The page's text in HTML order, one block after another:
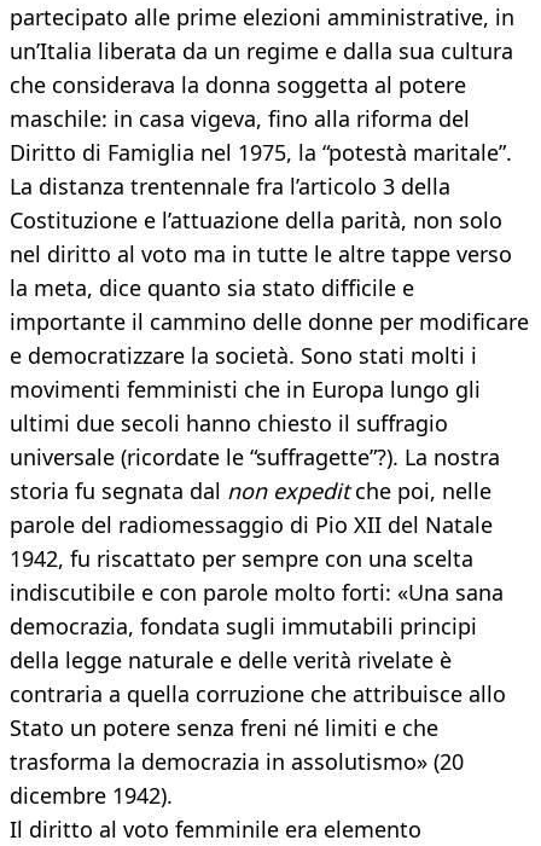
partecipato alle prime elezioni amministrative, in
un’Italia liberata da un regime e dalla sua cultura
che considerava la donna soggetta al potere
maschile: in casa vigeva, fino alla riforma del
Diritto di Famiglia nel 1975, la “potestà maritale”.
La distanza trentennale fra l’articolo 3 della
Costituzione e l’attuazione della parità, non solo
nel diritto al voto ma in tutte le altre tappe verso
la meta, dice quanto sia stato difficile e
importante il cammino delle donne per modificare
e democratizzare la società. Sono stati molti i
movimenti femministi che in Europa lungo gli
ultimi due secoli hanno chiesto il suffragio
universale (ricordate le “suffragette”?). La nostra
storia fu segnata dal non expeditche poi, nelle
parole del radiomessaggio di Pio XII del Natale
1942, fu riscattato per sempre con una scelta
indiscutibile e con parole molto forti: «Una sana
democrazia, fondata sugli immutabili principi
della legge naturale e delle verità rivelate è
contraria a quella corruzione che attribuisce allo
Stato un potere senza freni né limiti e che
trasforma la democrazia in assolutismo» (20
dicembre 1942).
Il diritto al voto femminile era elemento